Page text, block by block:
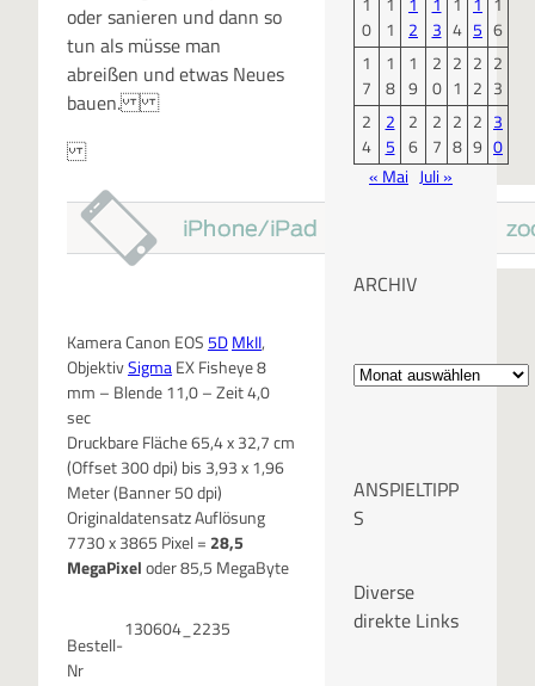
oder sanieren und dann so
tun als müsse man
abreißen und etwas Neues
bauen.
Kamera Canon EOS 5DMkII,
ObjektivSigmaEX Fisheye 8
mm – Blende 11,0 – Zeit 4,0
sec
Druckbare Fläche 65,4 x 32,7 cm
(Offset 300 dpi) bis 3,93 x 1,96
Meter (Banner 50 dpi)
Originaldatensatz Auflösung
7730 x 3865 Pixel = 28,5
MegaPixeloder 85,5 MegaByte
Bestell-
Nr
130604_2235
0 1
2
3 4 5 6
1
7
1
8
1
9
2
0
2
1
2
2
2
3
2
4
2
5
2
6
2
7
2
8
2
9
3
0
« Mai Juli »
ARCHIV
A
h
v
ANSPIELTIPP
S
Diverse
direkte Links